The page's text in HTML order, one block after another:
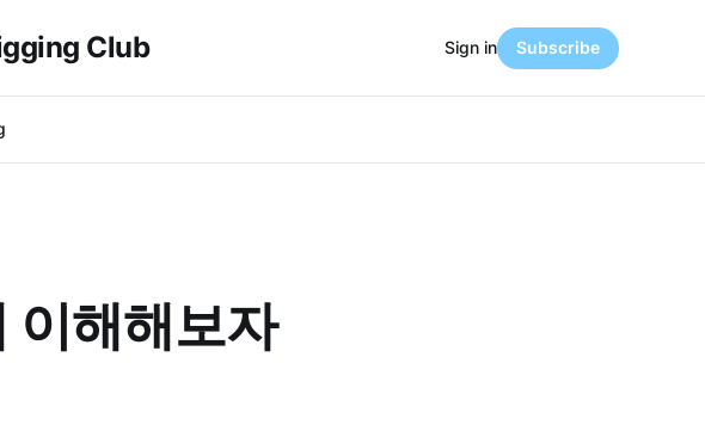
Club Sign in Subscribe
이해해보자